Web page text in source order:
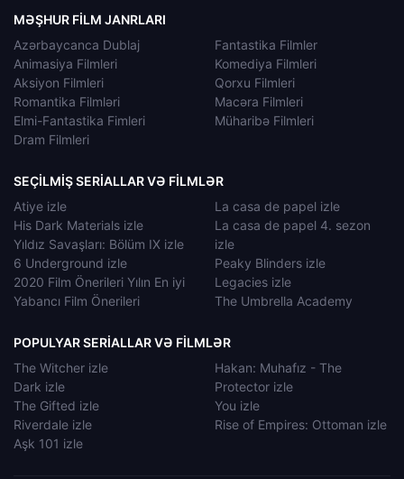
MƏŞHUR FILM JANRLARI
Azərbaycanca Dublaj
Animasiya Filmleri
Aksiyon Filmleri
Romantika Filmləri
Elmi-Fantastika Fimleri
Dram Filmleri
Fantastika Filmler
Komediya Filmleri
Qorxu Filmleri
Macəra Filmleri
Müharibə Filmleri
SEÇILMIŞ SERIALLAR VƏ FILMLƏR
Atiye izle
His Dark Materials izle
Yıldız Savaşları: Bölüm IX izle
6 Underground izle
2020 Film Önerileri Yılın En iyi
Yabancı Film Önerileri
La casa de papel izle
La casa de papel 4. sezon
izle
Peaky Blinders izle
Legacies izle
The Umbrella Academy
POPULYAR SERIALLAR VƏ FILMLƏR
The Witcher izle
Dark izle
The Gifted izle
Riverdale izle
Aşk 101 izle
Hakan: Muhafız - The
Protector izle
You izle
Rise of Empires: Ottoman izle